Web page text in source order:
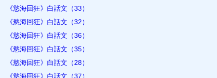
《慾海回狂》白話文（33）
《慾海回狂》白話文（32）
《慾海回狂》白話文（36）
《慾海回狂》白話文（35）
《慾海回狂》白話文（28）
《慾海回狂》白話文（37）